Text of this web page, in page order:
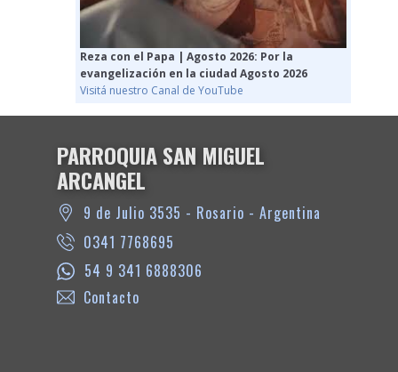
Reza con el Papa | Agosto 2026: Por la
evangelización en la ciudad Agosto 2026
Visitá nuestro Canal de YouTube
PARROQUIA SAN MIGUEL
ARCANGEL
9 de Julio 3535 - Rosario - Argentina
0341 7768695
54 9 341 6888306
Contacto